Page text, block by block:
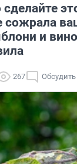
сожрала
и
267 Обсудить